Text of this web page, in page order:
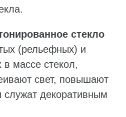
стекло
(рельефных) и
в массе стекол,
свет, повышают
служат декоративным